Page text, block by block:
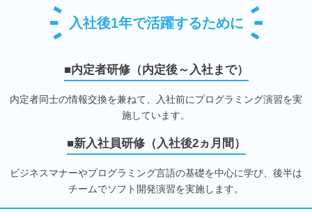
入社後1年で活躍するために
■内定者研修（内定後～入社まで）
内定者同士の情報交換を兼ねて、入社前にプログラミング演習を実
施しています。
■新入社員研修（入社後2ヵ月間）
ビジネスマナーやプログラミング言語の基礎を中心に学び、後半は
チームでソフト開発演習を実施します。